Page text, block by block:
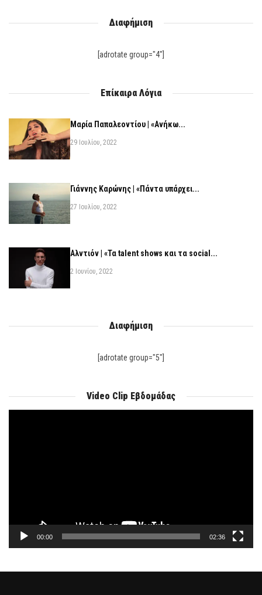
Διαφήμιση
[adrotate group="4"]
Επίκαιρα Λόγια
Μαρία Παπαλεοντίου | «Ανήκω...
29 Ιουλίου, 2022
Γιάννης Καρώνης | «Πάντα υπάρχει...
27 Ιουλίου, 2022
Αλντιόν | «Τα talent shows και τα social...
2 Ιουνίου, 2022
Διαφήμιση
[adrotate group="5"]
Video Clip Εβδομάδας
00:00 02:36